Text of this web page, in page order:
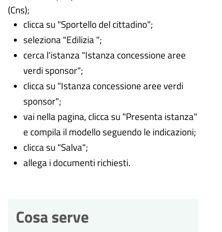
(Cns);
clicca su "Sportello del cittadino";
seleziona "Edilizia ";
cerca l'istanza "Istanza concessione aree
verdi sponsor";
clicca su "Istanza concessione aree verdi
sponsor";
vai nella pagina, clicca su "Presenta istanza"
e compila il modello seguendo le indicazioni;
clicca su "Salva";
allega i documenti richiesti.
Cosa serve